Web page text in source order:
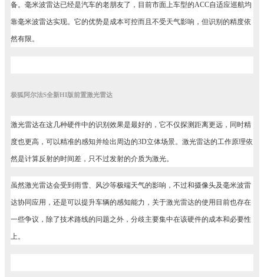
备。毫米波雷达已经是汽车的老朋友了，目前市面上车型的ACC自适应巡航均
靠毫米波雷达实现。它的优势是成本可控而且不受天气影响，但识别的精度依
然有限。
极狐阿尔法S全新HI版前置激光雷达
激光雷达在这几种硬件中的识别效果是最好的，它不仅探测距离更远，同时精
度也更高，可以精准的感知并绘出周边的3D立体场景。激光雷达的工作原理依
然是计算反射的时间差，只不过发射的介质为激光。
虽然激光雷达会受到雨雪、风沙等极端天气的影响，不过和摄像头及毫米波雷
达协同应用，还是可以提升车辆的感知能力，关于激光雷达的使用目前也存在
一些争议，除了技术路线的问题之外，分歧主要集中在该硬件的成本和必要性
上。